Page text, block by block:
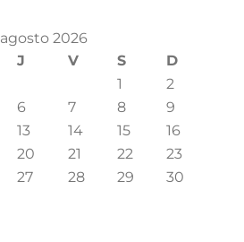
agosto 2026
J V S
D
1
2
6 7 8
9
13 14 15
16
20 21 22
23
27 28 29
30